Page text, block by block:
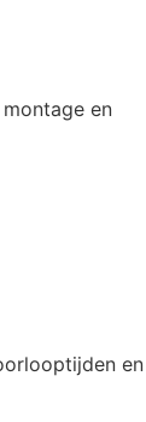
en
en